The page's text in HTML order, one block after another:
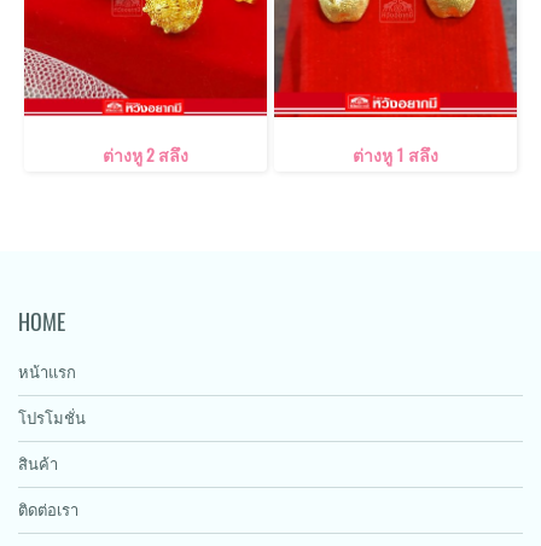
ต่างหู 2 สลึง ต่างหู 1 สลึง
HOME
หน้าแรก
โปรโมชั่น
สินค้า
ติดต่อเรา